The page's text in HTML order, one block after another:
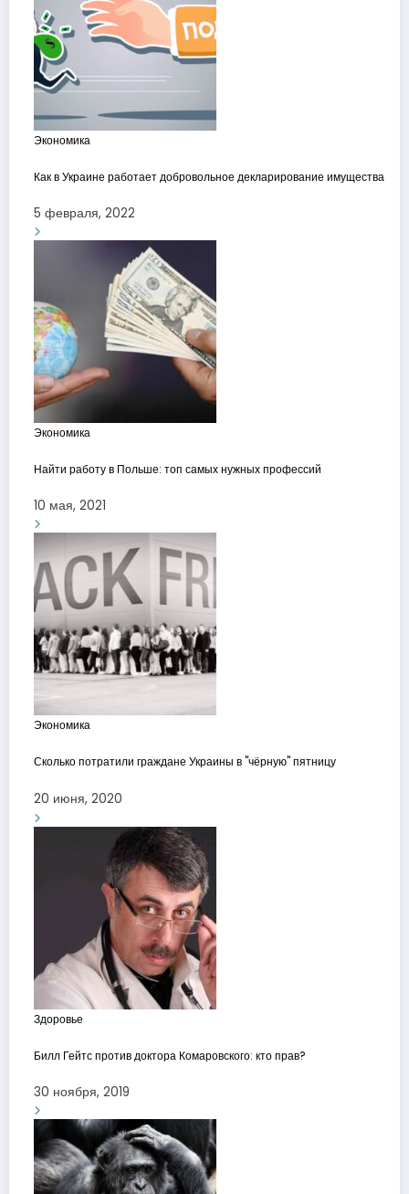
Экономика
Как в Украине работает добровольное декларирование имущества
5 февраля, 2022
Экономика
Найти работу в Польше: топ самых нужных профессий
10 мая, 2021
Экономика
Сколько потратили граждане Украины в "чёрную" пятницу
20 июня, 2020
Здоровье
Билл Гейтс против доктора Комаровского: кто прав?
30 ноября, 2019